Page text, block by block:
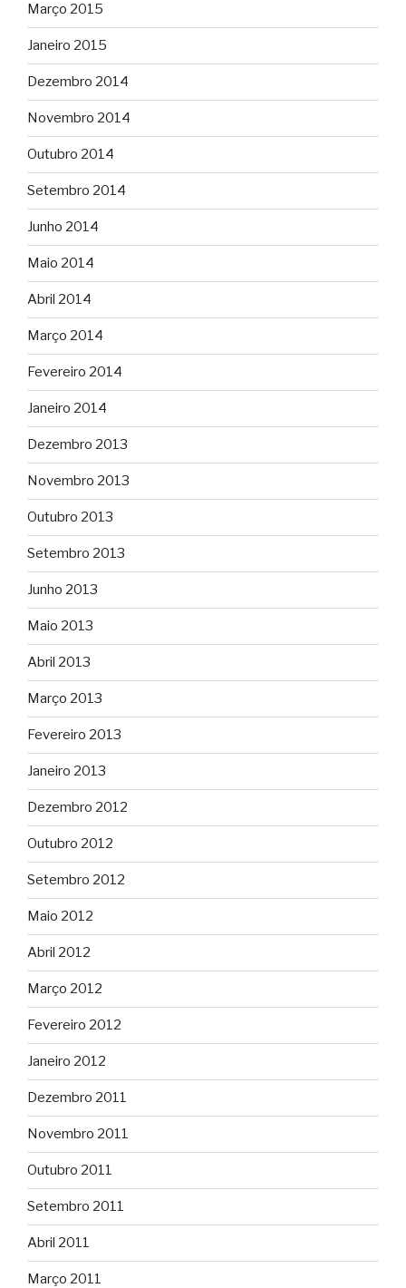
Março 2015
Janeiro 2015
Dezembro 2014
Novembro 2014
Outubro 2014
Setembro 2014
Junho 2014
Maio 2014
Abril 2014
Março 2014
Fevereiro 2014
Janeiro 2014
Dezembro 2013
Novembro 2013
Outubro 2013
Setembro 2013
Junho 2013
Maio 2013
Abril 2013
Março 2013
Fevereiro 2013
Janeiro 2013
Dezembro 2012
Outubro 2012
Setembro 2012
Maio 2012
Abril 2012
Março 2012
Fevereiro 2012
Janeiro 2012
Dezembro 2011
Novembro 2011
Outubro 2011
Setembro 2011
Abril 2011
Março 2011